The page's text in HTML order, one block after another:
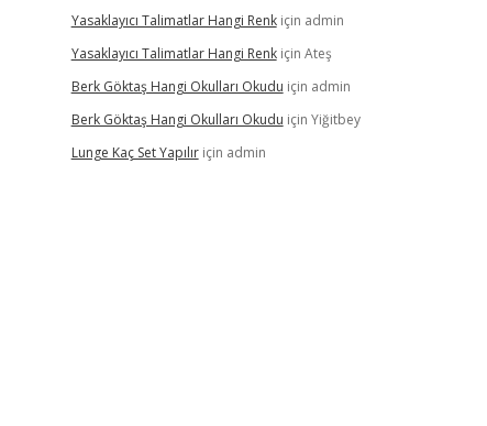
Yasaklayıcı Talimatlar Hangi Renkiçin admin
Yasaklayıcı Talimatlar Hangi Renkiçin Ateş
Berk Göktaş Hangi Okulları Okudu için admin
Berk Göktaş Hangi Okulları Okudu için Yiğitbey
Lunge Kaç Set Yapılıriçin admin